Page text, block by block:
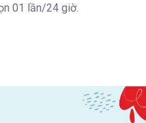
01 lần/24 giờ.